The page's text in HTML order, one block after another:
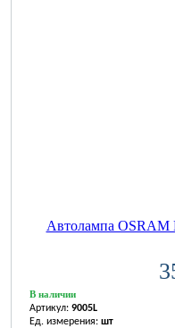
Автолампа
В наличии
Артикул: 9005L
Ед. измерения: шт